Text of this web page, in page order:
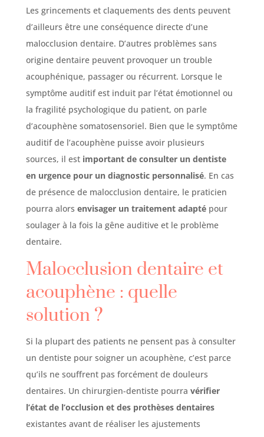
Les grincements et claquements des dents peuvent
d’ailleurs être une conséquence directe d’une
malocclusion dentaire. D’autres problèmes sans
origine dentaire peuvent provoquer un trouble
acouphénique, passager ou récurrent. Lorsque le
symptôme auditif est induit par l’état émotionnel ou
la fragilité psychologique du patient, on parle
d’acouphène somatosensoriel. Bien que le symptôme
auditif de l’acouphène puisse avoir plusieurs
sources, il estimportant de consulter un dentiste
en urgence pour un diagnostic personnalisé. En cas
de présence de malocclusion dentaire, le praticien
pourra alors envisager un traitement adaptépour
soulager à la fois la gêne auditive et le problème
dentaire.
Malocclusion dentaire et
acouphène : quelle
solution ?
Si la plupart des patients ne pensent pas à consulter
un dentiste pour soigner un acouphène, c’est parce
qu’ils ne souffrent pas forcément de douleurs
dentaires. Un chirurgien-dentiste pourra vérifier
l’état de l’occlusion et des prothèses dentaires
existantes avant de réaliser les ajustements